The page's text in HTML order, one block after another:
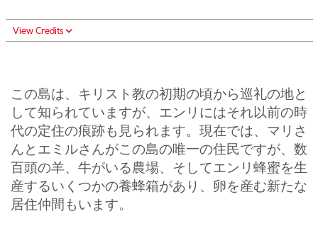
View Credits
この島は、キリスト教の初期の頃から巡礼の地と
して知られていますが、エンリにはそれ以前の時
代の定住の痕跡も見られます。現在では、マリさ
んとエミルさんがこの島の唯一の住民ですが、数
百頭の羊、牛がいる農場、そしてエンリ蜂蜜を生
産するいくつかの養蜂箱があり、卵を産む新たな
居住仲間もいます。